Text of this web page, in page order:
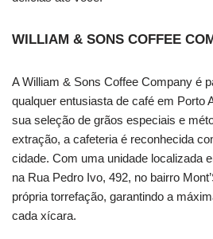
WILLIAM & SONS COFFEE
A William & Sons Coffee Company é
qualquer entusiasta de café em Porto
sua seleção de grãos especiais e
extração, a cafeteria é reconhecida
cidade. Com uma unidade localizada
na Rua Pedro Ivo, 492, no bairro
própria torrefação, garantindo a
cada xícara.